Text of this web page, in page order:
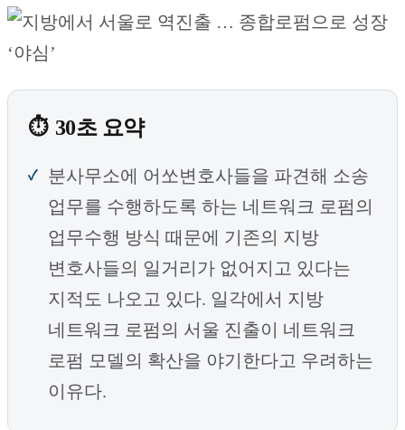
30초 요약
분사무소에 어쏘변호사들을 파견해 소송
업무를 수행하도록 하는 네트워크 로펌의
업무수행 방식 때문에 기존의 지방
변호사들의 일거리가 없어지고 있다는
지적도 나오고 있다. 일각에서 지방
네트워크 로펌의 서울 진출이 네트워크
로펌 모델의 확산을 야기한다고 우려하는
이유다.